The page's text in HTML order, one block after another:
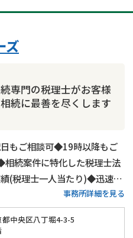
専門の税理士がお客様
続に最善を尽くします
ズ
もご相談可◆19時以降もご
続案件に特化した税理士法
(税理士一人当たり)◆迅速対
事務所詳細を見る
都中央区八丁堀4-3-5